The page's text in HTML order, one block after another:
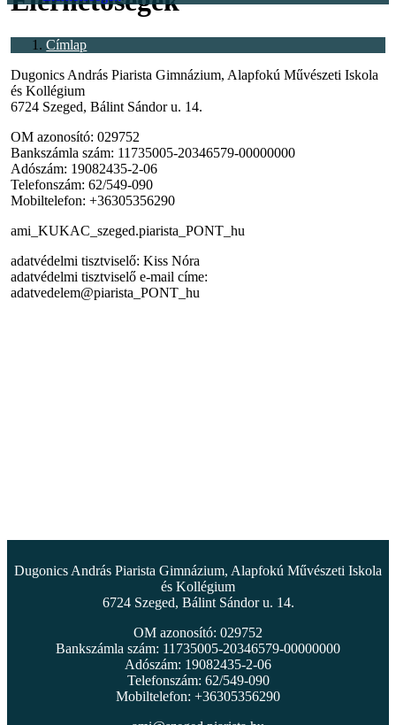
Címlap
Dugonics András Piarista Gimnázium, Alapfokú Művészeti Iskola
és Kollégium
6724 Szeged, Bálint Sándor u. 14.
OM azonosító: 029752
Bankszámla szám: 11735005-20346579-00000000
Adószám: 19082435-2-06
Telefonszám: 62/549-090
Mobiltelefon: +36305356290
ami_KUKAC_szeged.piarista_PONT_hu
adatvédelmi tisztviselő: Kiss Nóra
adatvédelmi tisztviselő e-mail címe:
adatvedelem@piarista_PONT_hu
Dugonics András Piarista Gimnázium, Alapfokú Művészeti Iskola
és Kollégium
6724 Szeged, Bálint Sándor u. 14.
OM azonosító: 029752
Bankszámla szám: 11735005-20346579-00000000
Adószám: 19082435-2-06
Telefonszám: 62/549-090
Mobiltelefon: +36305356290